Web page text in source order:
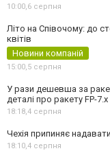
10:00,6 серпня
Літо на Співочому: до
квітів
Новини компаній
15:00,5 серпня
У рази дешевша за
деталі про ракету FP-7.x
18:18,4 серпня
Чехія припиняє
18:10,4 серпня